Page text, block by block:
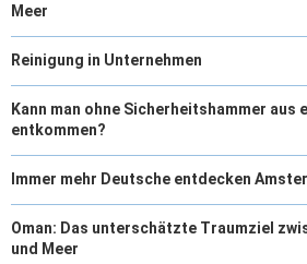
Meer
Reinigung in Unternehmen
Kann man ohne Sicherheitshammer aus
entkommen?
Immer mehr Deutsche entdecken
Oman: Das unterschätzte Traumziel
und Meer